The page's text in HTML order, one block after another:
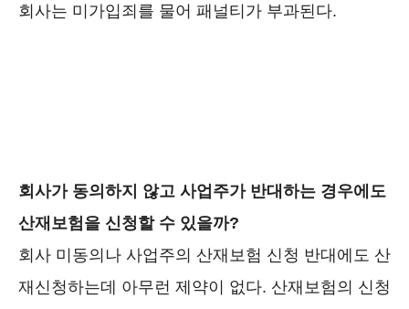
회사는 미가입죄를 물어 패널티가 부과된다.
회사가 동의하지 않고 사업주가 반대하는 경우에도
산재보험을 신청할 수 있을까?
회사 미동의나 사업주의 산재보험 신청 반대에도 산
재신청하는데 아무런 제약이 없다. 산재보험의 신청